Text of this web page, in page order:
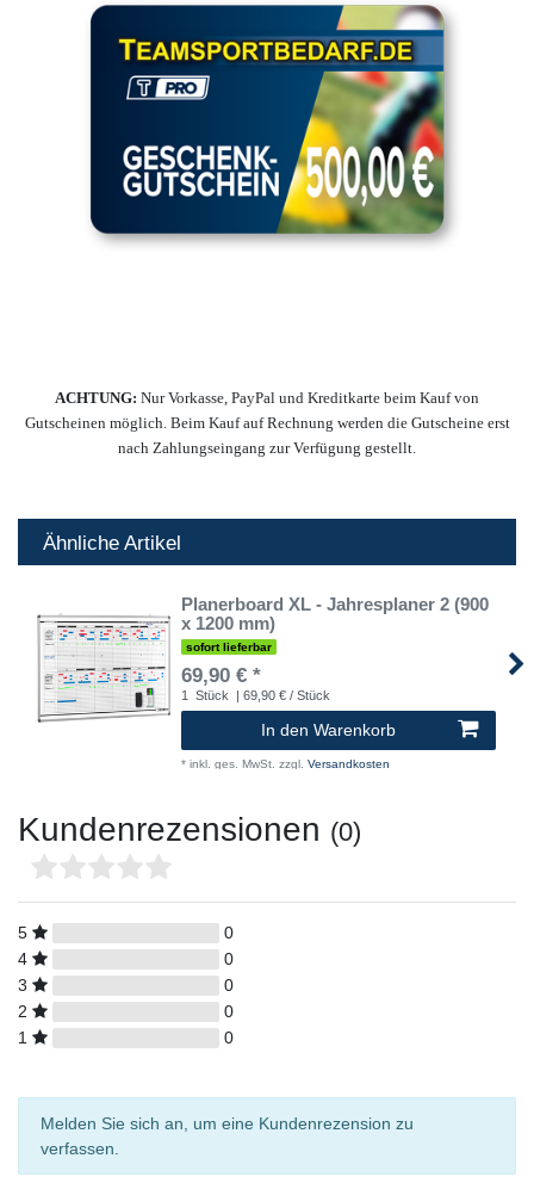
ACHTUNG: Nur Vorkasse, PayPal und Kreditkarte beim Kauf von
Gutscheinen möglich. Beim Kauf auf Rechnung werden die Gutscheine erst
nach Zahlungseingang zur Verfügung gestellt.
Ähnliche Artikel
Planerboard XL - Jahresplaner 2 (900
x 1200 mm)
sofort lieferbar
69,90 € *
1 Stück | 69,90 € / Stück
In den Warenkorb
* inkl. ges. MwSt. zzgl. Versandkosten
Kundenrezensionen (0)
5
0
4
0
3
0
2
0
1
0
Melden Sie sich an, um eine Kundenrezension zu
verfassen.